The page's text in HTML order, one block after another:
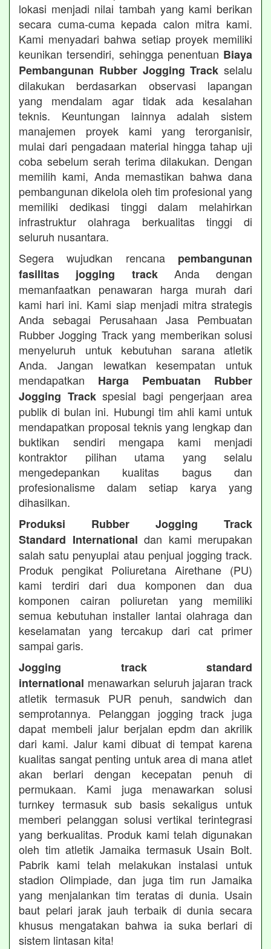
lokasi menjadi nilai tambah yang kami berikan
secara cuma-cuma kepada calon mitra kami.
Kami menyadari bahwa setiap proyek memiliki
keunikan tersendiri, sehingga penentuan Biaya
Pembangunan Rubber Jogging Track selalu
dilakukan berdasarkan observasi lapangan
yang mendalam agar tidak ada kesalahan
teknis. Keuntungan lainnya adalah sistem
manajemen proyek kami yang terorganisir,
mulai dari pengadaan material hingga tahap uji
coba sebelum serah terima dilakukan. Dengan
memilih kami, Anda memastikan bahwa dana
pembangunan dikelola oleh tim profesional yang
memiliki dedikasi tinggi dalam melahirkan
infrastruktur olahraga berkualitas tinggi di
seluruh nusantara.
Segera wujudkan rencana pembangunan
fasilitas jogging trackAnda dengan
memanfaatkan penawaran harga murah dari
kami hari ini. Kami siap menjadi mitra strategis
Anda sebagai Perusahaan Jasa Pembuatan
Rubber Jogging Track yang memberikan solusi
menyeluruh untuk kebutuhan sarana atletik
Anda. Jangan lewatkan kesempatan untuk
mendapatkan Harga Pembuatan Rubber
Jogging Trackspesial bagi pengerjaan area
publik di bulan ini. Hubungi tim ahli kami untuk
mendapatkan proposal teknis yang lengkap dan
buktikan sendiri mengapa kami menjadi
kontraktor pilihan utama yang selalu
mengedepankan kualitas bagus dan
profesionalisme dalam setiap karya yang
dihasilkan.
Produksi Rubber Jogging Track
Standard International dan kami merupakan
salah satu penyuplai atau penjual jogging track.
Produk pengikat Poliuretana Airethane (PU)
kami terdiri dari dua komponen dan dua
komponen cairan poliuretan yang memiliki
semua kebutuhan installer lantai olahraga dan
keselamatan yang tercakup dari cat primer
sampai garis.
Jogging track standard
international menawarkan seluruh jajaran track
atletik termasuk PUR penuh, sandwich dan
semprotannya. Pelanggan jogging track juga
dapat membeli jalur berjalan epdm dan akrilik
dari kami. Jalur kami dibuat di tempat karena
kualitas sangat penting untuk area di mana atlet
akan berlari dengan kecepatan penuh di
permukaan. Kami juga menawarkan solusi
turnkey termasuk sub basis sekaligus untuk
memberi pelanggan solusi vertikal terintegrasi
yang berkualitas. Produk kami telah digunakan
oleh tim atletik Jamaika termasuk Usain Bolt.
Pabrik kami telah melakukan instalasi untuk
stadion Olimpiade, dan juga tim run Jamaika
yang menjalankan tim teratas di dunia. Usain
baut pelari jarak jauh terbaik di dunia secara
khusus mengatakan bahwa ia suka berlari di
sistem lintasan kita!